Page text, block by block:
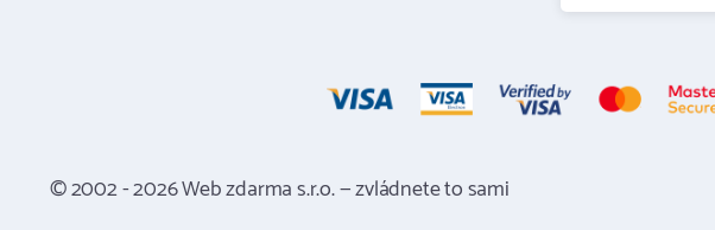
© 2002 - 2026 Web zdarma s.r.o. — zvládnete to sami